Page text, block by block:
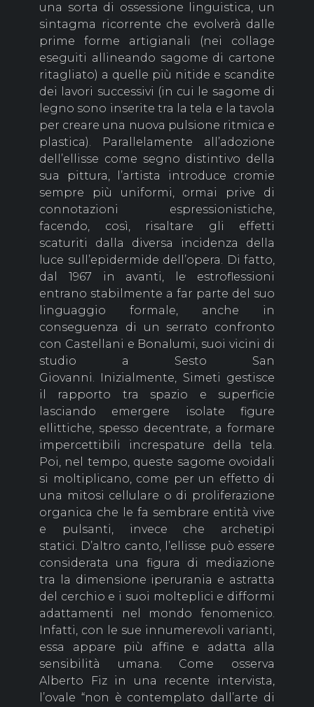
una sorta di ossessione linguistica, un
sintagma ricorrente che evolverà dalle
prime forme artigianali (nei collage
eseguiti allineando sagome di cartone
ritagliato) a quelle più nitide e scandite
dei lavori successivi (in cui le sagome di
legno sono inserite tra la tela e la tavola
per creare una nuova pulsione ritmica e
plastica). Parallelamente all’adozione
dell’ellisse come segno distintivo della
sua pittura, l’artista introduce cromie
sempre più uniformi, ormai prive di
connotazioni espressionistiche,
facendo, così, risaltare gli effetti
scaturiti dalla diversa incidenza della
luce sull’epidermide dell’opera. Di fatto,
dal 1967 in avanti, le estroflessioni
entrano stabilmente a far parte del suo
linguaggio formale, anche in
conseguenza di un serrato confronto
con Castellani e Bonalumi, suoi vicini di
studio a Sesto San
Giovanni. Inizialmente, Simeti gestisce
il rapporto tra spazio e superficie
lasciando emergere isolate figure
ellittiche, spesso decentrate, a formare
impercettibili increspature della tela.
Poi, nel tempo, queste sagome ovoidali
si moltiplicano, come per un effetto di
una mitosi cellulare o di proliferazione
organica che le fa sembrare entità vive
e pulsanti, invece che archetipi
statici. D’altro canto, l’ellisse può essere
considerata una figura di mediazione
tra la dimensione iperurania e astratta
del cerchio e i suoi molteplici e difformi
adattamenti nel mondo fenomenico.
Infatti, con le sue innumerevoli varianti,
essa appare più affine e adatta alla
sensibilità umana. Come osserva
Alberto Fiz in una recente intervista,
l’ovale “non è contemplato dall’arte di